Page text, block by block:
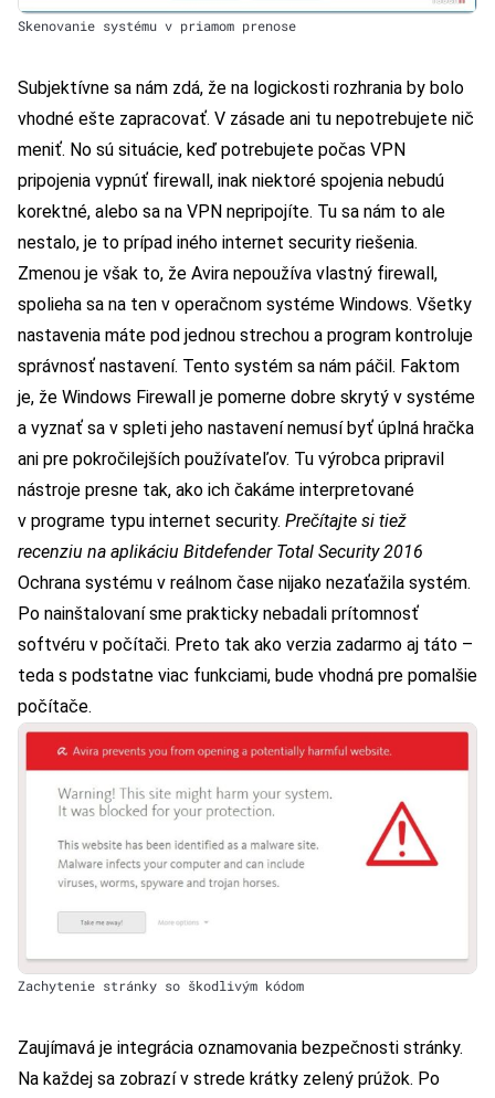
Skenovanie systému v priamom prenose
Subjektívne sa nám zdá, že na logickosti rozhrania by bolo
vhodné ešte zapracovať. V zásade ani tu nepotrebujete nič
meniť. No sú situácie, keď potrebujete počas VPN
pripojenia vypnúť firewall, inak niektoré spojenia nebudú
korektné, alebo sa na VPN nepripojíte. Tu sa nám to ale
nestalo, je to prípad iného internet security riešenia.
Zmenou je však to, že Avira nepoužíva vlastný firewall,
spolieha sa na ten v operačnom systéme Windows. Všetky
nastavenia máte pod jednou strechou a program kontroluje
správnosť nastavení. Tento systém sa nám páčil. Faktom
je, že Windows Firewall je pomerne dobre skrytý v systéme
a vyznať sa v spleti jeho nastavení nemusí byť úplná hračka
ani pre pokročilejších používateľov. Tu výrobca pripravil
nástroje presne tak, ako ich čakáme interpretované
v programe typu internet security. Prečítajte si tiež
recenziu na aplikáciu Bitdefender Total Security 2016
Ochrana systému v reálnom čase nijako nezaťažila systém.
Po nainštalovaní sme prakticky nebadali prítomnosť
softvéru v počítači. Preto tak ako verzia zadarmo aj táto –
teda s podstatne viac funkciami, bude vhodná pre pomalšie
počítače.
Zachytenie stránky so škodlivým kódom
Zaujímavá je integrácia oznamovania bezpečnosti stránky.
Na každej sa zobrazí v strede krátky zelený prúžok. Po